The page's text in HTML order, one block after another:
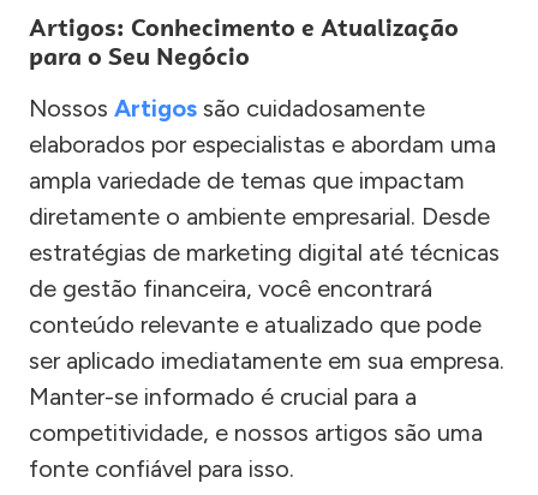
Artigos: Conhecimento e Atualização
para o Seu Negócio
Nossos Artigos são cuidadosamente
elaborados por especialistas e abordam uma
ampla variedade de temas que impactam
diretamente o ambiente empresarial. Desde
estratégias de marketing digital até técnicas
de gestão financeira, você encontrará
conteúdo relevante e atualizado que pode
ser aplicado imediatamente em sua empresa.
Manter-se informado é crucial para a
competitividade, e nossos artigos são uma
fonte confiável para isso.